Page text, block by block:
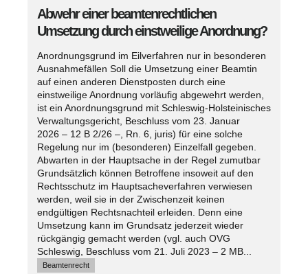
Abwehr einer beamtenrechtlichen
Umsetzung durch einstweilige Anordnung?
Anordnungsgrund im Eilverfahren nur in besonderen
Ausnahmefällen Soll die Umsetzung einer Beamtin
auf einen anderen Dienstposten durch eine
einstweilige Anordnung vorläufig abgewehrt werden,
ist ein Anordnungsgrund mit Schleswig-Holsteinisches
Verwaltungsgericht, Beschluss vom 23. Januar
2026 – 12 B 2/26 –, Rn. 6, juris) für eine solche
Regelung nur im (besonderen) Einzelfall gegeben.
Abwarten in der Hauptsache in der Regel zumutbar
Grundsätzlich können Betroffene insoweit auf den
Rechtsschutz im Hauptsacheverfahren verwiesen
werden, weil sie in der Zwischenzeit keinen
endgültigen Rechtsnachteil erleiden. Denn eine
Umsetzung kann im Grundsatz jederzeit wieder
rückgängig gemacht werden (vgl. auch OVG
Schleswig, Beschluss vom 21. Juli 2023 – 2 MB...
Beamtenrecht